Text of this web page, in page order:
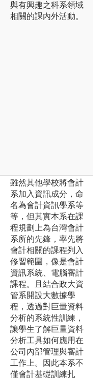
與有興趣之科系領域
相關的課內外活動。
雖然其他學校將會計
系加入資訊成分，命
名為會計資訊學系等
等，但其實本系在課
程規劃上為台灣會計
系所的先鋒，率先將
會計相關的課程列入
修習範圍，像是會計
資訊系統、電腦審計
課程。且結合政大資
管系開設大數據學
程，透過對巨量資料
分析的系統性訓練，
讓學生了解巨量資料
分析工具如何應用在
公司內部管理與審計
工作上。因此本系不
僅會計基礎訓練扎